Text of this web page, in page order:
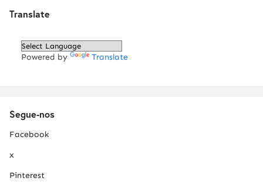
Translate
Powered by Translate
Segue-nos
Facebook
x
Pinterest